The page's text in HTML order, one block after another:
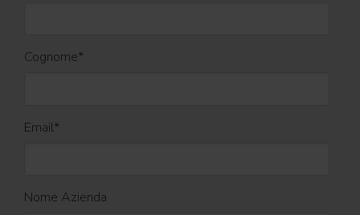
Cognome*
Email*
Nome Azienda